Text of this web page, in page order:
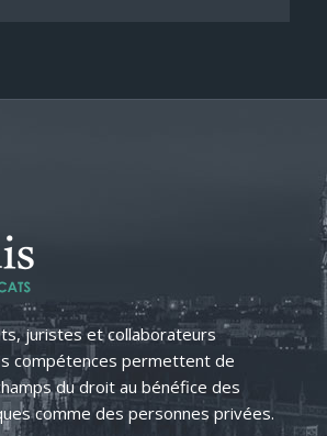
juristes et collaborateurs
compétences permettent de
du droit au bénéfice des
comme des personnes privées.